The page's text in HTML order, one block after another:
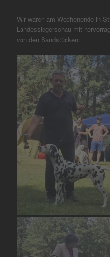
Wir waren am Wochenende in
Landessiegerschau-mit
von den Sandstücken: